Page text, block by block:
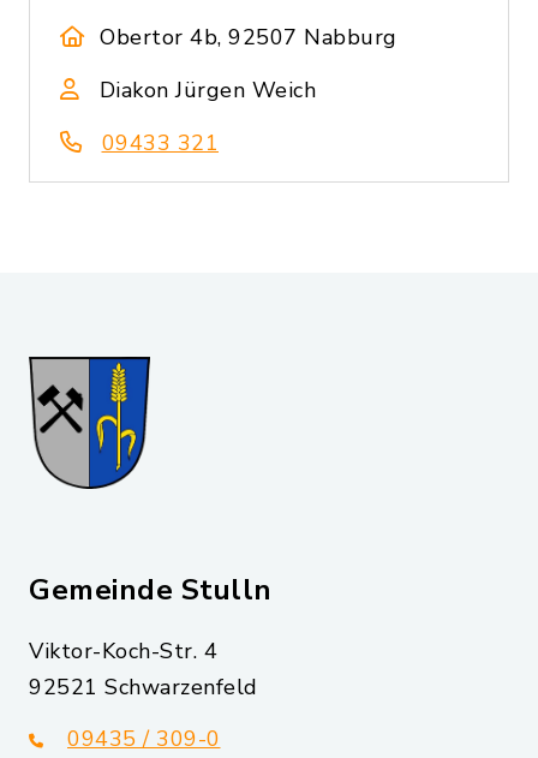
Obertor 4b, 92507 Nabburg
Diakon Jürgen Weich
09433 321
Gemeinde Stulln
Viktor-Koch-Str. 4
92521 Schwarzenfeld
09435 / 309-0